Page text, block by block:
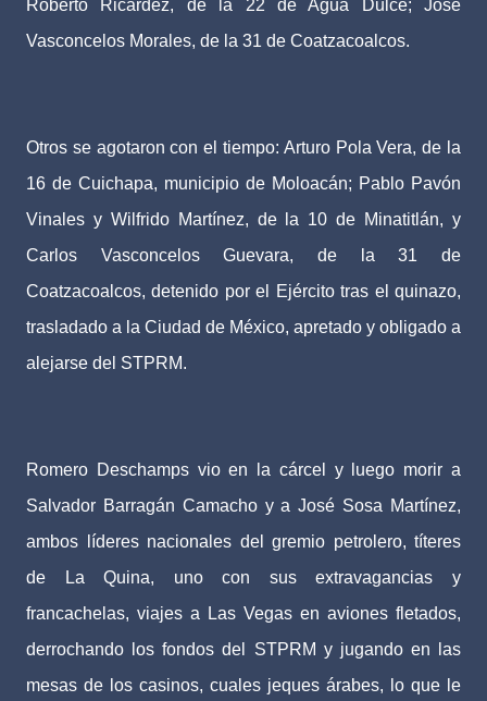
Roberto Ricárdez, de la 22 de Agua Dulce; José
Vasconcelos Morales, de la 31 de Coatzacoalcos.
Otros se agotaron con el tiempo: Arturo Pola Vera, de la
16 de Cuichapa, municipio de Moloacán; Pablo Pavón
Vinales y Wilfrido Martínez, de la 10 de Minatitlán, y
Carlos Vasconcelos Guevara, de la 31 de
Coatzacoalcos, detenido por el Ejército tras el quinazo,
trasladado a la Ciudad de México, apretado y obligado a
alejarse del STPRM.
Romero Deschamps vio en la cárcel y luego morir a
Salvador Barragán Camacho y a José Sosa Martínez,
ambos líderes nacionales del gremio petrolero, títeres
de La Quina, uno con sus extravagancias y
francachelas, viajes a Las Vegas en aviones fletados,
derrochando los fondos del STPRM y jugando en las
mesas de los casinos, cuales jeques árabes, lo que le